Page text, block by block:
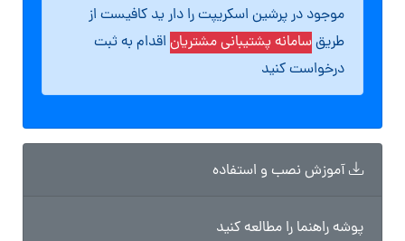
موجود در پرشین اسکریپت را دار ید کافیست از
طریقسامانه پشتیبانی مشتریان اقدام به ثبت
درخواست کنید
آموزش نصب و استفاده
پوشه راهنما را مطالعه کنید